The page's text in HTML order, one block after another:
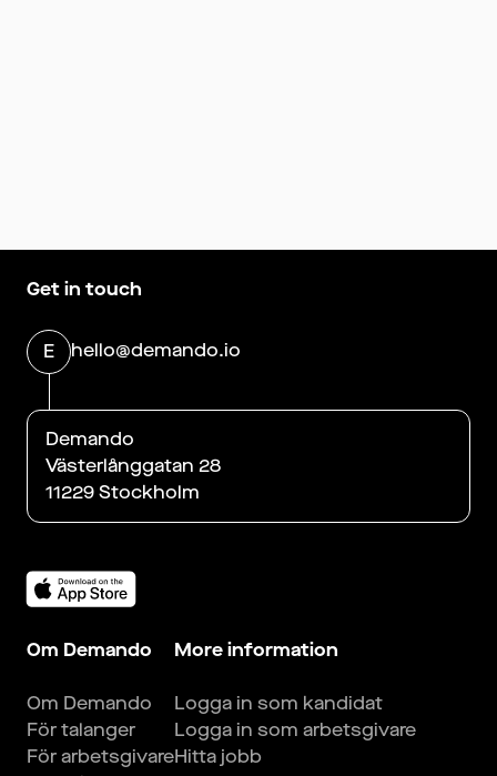
Get in touch
E hello@demando.io
Demando
Västerlånggatan 28
11229 Stockholm
Om Demando
Om Demando
För talanger
För arbetsgivare
More information
Logga in som kandidat
Logga in som arbetsgivare
Hitta jobb